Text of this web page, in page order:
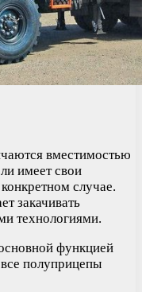
вместимостью
имеет свои
случае.
закачивать
технологиями.
функцией
полуприцепы